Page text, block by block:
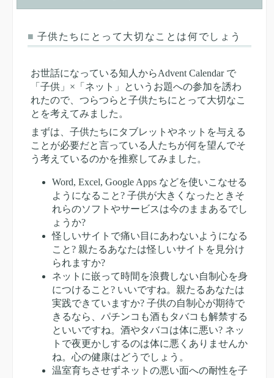
■ 子供たちにとって大切なことは何でしょう
お世話になっている知人からAdvent Calendar で
「子供」×「ネット」というお題への参加を誘わ
れたので、つらつらと子供たちにとって大切なこ
とを考えてみました。
まずは、子供たちにタブレットやネットを与える
ことが必要だと言っている人たちが何を望んでそ
う考えているのかを推察してみました。
Word, Excel, Google Apps などを使いこなせる
ようになること? 子供が大きくなったときそ
れらのソフトやサービスは今のままあるでし
ょうか?
怪しいサイトで痛い目にあわないようになる
こと? 親たるあなたは怪しいサイトを見分け
られますか?
ネットに嵌って時間を浪費しない自制心を身
につけること? いいですね。親たるあなたは
実践できていますか? 子供の自制心が期待で
きるなら、パチンコも酒もタバコも解禁する
といいですね。酒やタバコは体に悪い? ネッ
トで夜更かしするのは体に悪くありませんか
ね。心の健康はどうでしょう。
温室育ちさせずネットの悪い面への耐性を子